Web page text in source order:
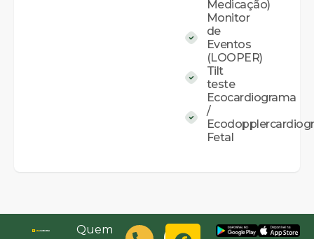
Medicação)
Monitor
de
Eventos
(LOOPER)
Tilt
teste
Ecocardiograma
/
Fetal
Quem